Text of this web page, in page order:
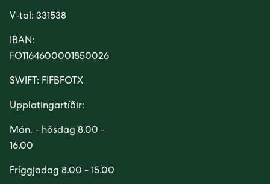
V-tal: 331538
IBAN:
FO1164600001850026
SWIFT: FIFBFOTX
Upplatingartíðir:
Mán. - hósdag 8.00 -
16.00
Fríggjadag 8.00 - 15.00